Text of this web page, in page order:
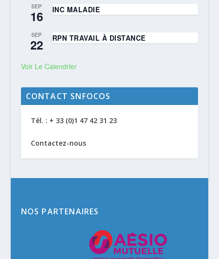
SEP
16 INC MALADIE
SEP
22 RPN TRAVAIL À DISTANCE
Voir Le Calendrier
CONTACT SNFOCOS
Tél. : + 33 (0)1 47 42 31 23
Contactez-nous
NOS PARTENAIRES